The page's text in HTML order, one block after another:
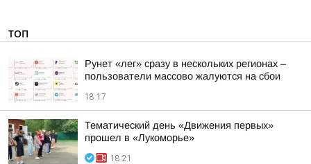
ТОП
Рунет «лег» сразу в нескольких регионах –
пользователи массово жалуются на сбои
18:17
Тематический день «Движения первых»
прошел в «Лукоморье»
18:21